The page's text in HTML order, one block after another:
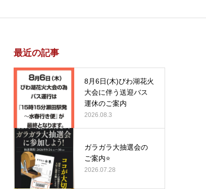
最近の記事
8月6日(木)びわ湖花火
大会に伴う送迎バス
運休のご案内
2026.08.3
ガラガラ大抽選会の
ご案内⭐
2026.07.28